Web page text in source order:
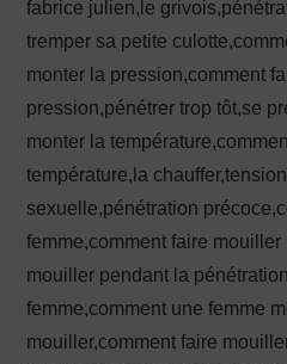
fabrice julien,le
tremper sa petite
monter la pression,comment
pression,pénétrer trop tôt,se
monter la
température,la
sexuelle,pénétration
femme,comment faire
mouiller pendant la
femme,comment une femme
mouiller,comment faire